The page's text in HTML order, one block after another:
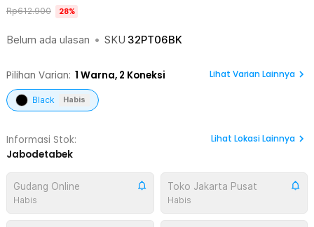
Belum ada ulasan • SKU 32PT06BK
Rp612.900 28%
Pilihan Varian: 1 Warna, 2 Koneksi Lihat Varian Lainnya
Black Habis
Informasi Stok:
Jabodetabek
Lihat Lokasi Lainnya
Gudang Online
Habis
Toko Jakarta Pusat
Habis